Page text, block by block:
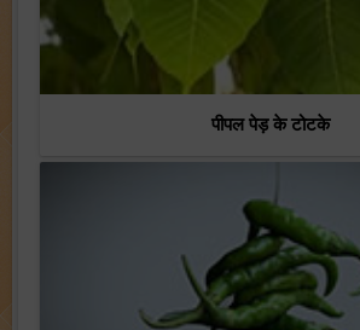
पीपल पेड़ के टोटके